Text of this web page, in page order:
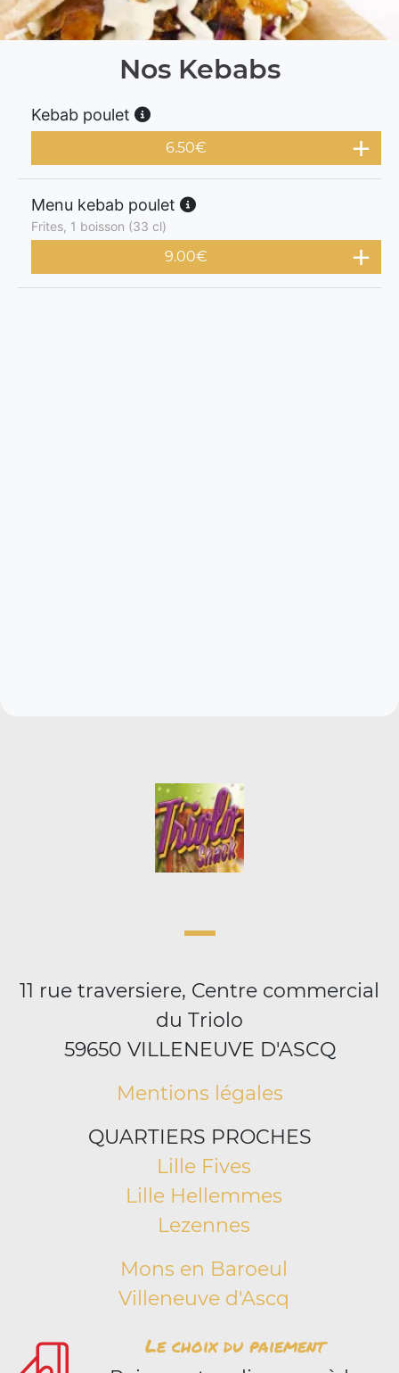
Nos Kebabs
Kebab poulet
6.50€
Menu kebab poulet
Frites, 1 boisson (33 cl)
9.00€
11 rue traversiere, Centre commercial
du Triolo
59650 VILLENEUVE D'ASCQ
Mentions légales
QUARTIERS PROCHES
Lille Fives
Lille Hellemmes
Lezennes
Mons en Baroeul
Villeneuve d'Ascq
Le choix du paiement